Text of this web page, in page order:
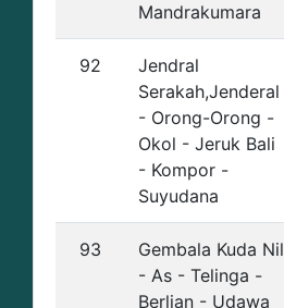
Mandrakumara
92
Jendral
Serakah,Jenderal
- Orong-Orong -
Okol - Jeruk Bali
- Kompor -
Suyudana
93
Gembala Kuda Nil
- As - Telinga -
Berlian - Udawa